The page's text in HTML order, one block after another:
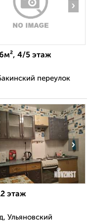
›
4/5 этаж
переулок
›
этаж
Ульяновский